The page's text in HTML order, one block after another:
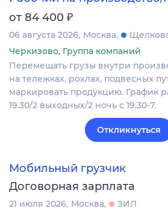
от 84 400 ₽
06 августа 2026 Москва
Черкизово, Группа компаний
Перемещать грузы внутри
на тележках, рохлах, подвесных
маркировать продукцию. График
19.30/2 выходных/2 ночь с 19.30-7.
Откликнуться
Мобильный грузчик
Договорная зарплата
21 июля 2026 Москва
ЗИЛ